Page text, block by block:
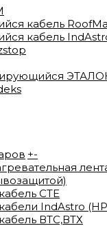
кабель
кабель
+-
СТЕ
IndAstro
ВTС,ВТХ